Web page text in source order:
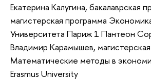
Екатерина Калугина, бакалаврская
магистерская программа
Университета Париж 1 Пантеон
Владимир Карамышев,
Математические методы в
Erasmus University